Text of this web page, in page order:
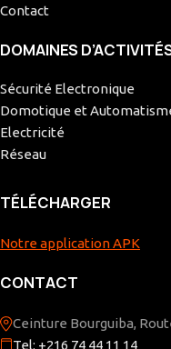
Contact
DOMAINES
Sécurité Electronique
Domotique et
Electricité
Réseau
TÉLÉCHARGER
Notre application APK
CONTACT
Ceinture Bourguiba,
Tel: +216 74 44 11 14